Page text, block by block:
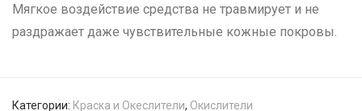
Мягкое воздействие средства не травмирует и не
раздражает даже чувствительные кожные покровы.
Категории: Краска и Океслители, Окислители